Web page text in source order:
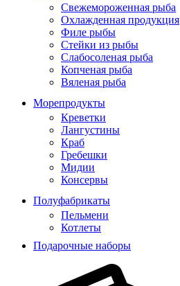
Свежемороженная рыба
Охлажденная продукция
Филе рыбы
Стейки из рыбы
Слабосоленая рыба
Копченая рыба
Вяленая рыба
Морепродукты
Креветки
Лангустины
Краб
Гребешки
Мидии
Консервы
Полуфабрикаты
Пельмени
Котлеты
Подарочные наборы